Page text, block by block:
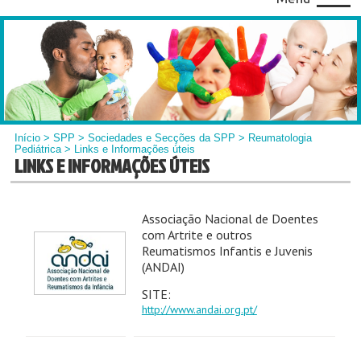
Início >SPP >Sociedades e Secções da SPP > Reumatologia
Pediátrica> Links e Informações úteis
LINKS E INFORMAÇÕES ÚTEIS
Associação Nacional de Doentes
com Artrite e outros
Reumatismos Infantis e Juvenis
(ANDAI)
SITE:
http://www.andai.org.pt/